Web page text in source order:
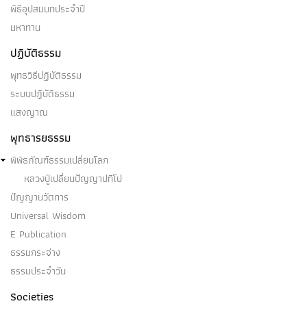
พิธีอุปสมบทประจำปี
มหาทาน
ปฏิบัติธรรม
พุทธวิธีปฏิบัติธรรม
ระบบปฏิบัติธรรม
แสงญาณ
พุทธารยธรรม
พิพิธภัณฑ์ธรรมเปลี่ยนโลก
หลวงปู่เปลี่ยนปัญญาปทีโป
ปัญญานวัตการ
Universal Wisdom
E Publication
ธรรมกระจ่าง
ธรรมประจำวัน
Societies